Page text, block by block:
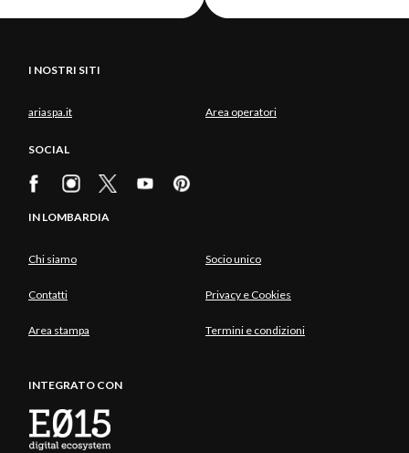
I NOSTRI SITI
ariaspa.it Area operatori
SOCIAL
IN LOMBARDIA
Chi siamo Socio unico
Contatti Privacy e Cookies
Area stampa Termini e condizioni
INTEGRATO CON